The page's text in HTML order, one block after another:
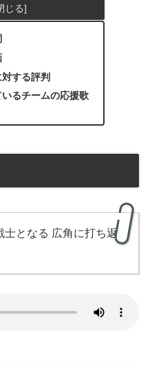
する評判
るチームの応援歌
士となる 広角に打ち返